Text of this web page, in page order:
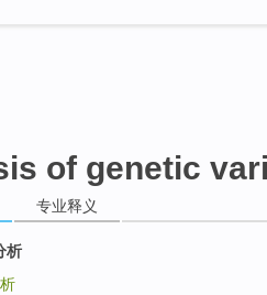
of genetic
专业释义
析